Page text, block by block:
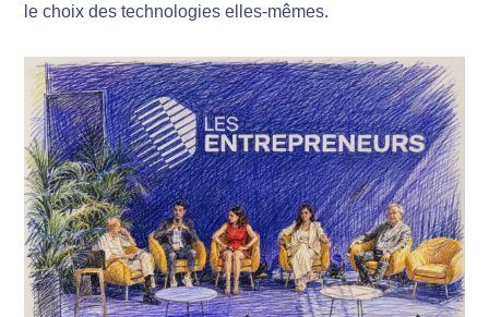
le choix des technologies elles-mêmes.